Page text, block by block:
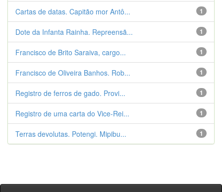
1
Cartas de datas. Capitão mor Antô...
1
Dote da Infanta Rainha. Repreensã...
1
Francisco de Brito Saraiva, cargo...
1
Francisco de Oliveira Banhos. Rob...
1
Registro de ferros de gado. Provi...
1
Registro de uma carta do Vice-Rei...
1
Terras devolutas. Potengi. Mipibu...